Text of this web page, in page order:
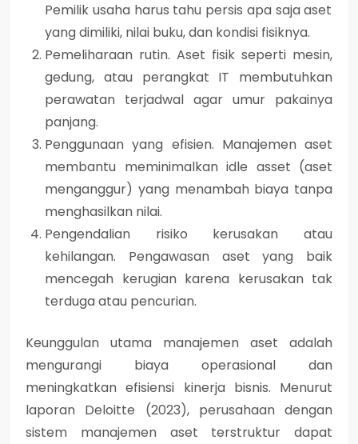
Pemilik usaha harus tahu persis apa saja aset
yang dimiliki, nilai buku, dan kondisi fisiknya.
Pemeliharaan rutin. Aset fisik seperti mesin,
gedung, atau perangkat IT membutuhkan
perawatan terjadwal agar umur pakainya
panjang.
Penggunaan yang efisien. Manajemen aset
membantu meminimalkan idle asset (aset
menganggur) yang menambah biaya tanpa
menghasilkan nilai.
Pengendalian risiko kerusakan atau
kehilangan. Pengawasan aset yang baik
mencegah kerugian karena kerusakan tak
terduga atau pencurian.
Keunggulan utama manajemen aset adalah
mengurangi biaya operasional dan
meningkatkan efisiensi kinerja bisnis. Menurut
laporan Deloitte (2023), perusahaan dengan
sistem manajemen aset terstruktur dapat